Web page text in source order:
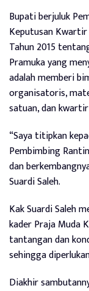
Bupati berjuluk
Keputusan
Tahun 2015
Pramuka yang
adalah memberi
organisatoris,
satuan, dan
“Saya titipkan
Pembimbing
dan
Suardi Saleh.
Kak Suardi Saleh
kader Praja Muda
tantangan dan
sehingga
Diakhir